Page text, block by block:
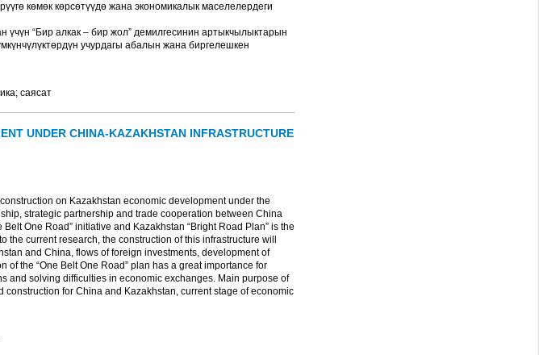
көмөк көрсөтүүдө жана экономикалык маселелердеги
үчүн “Бир алкак – бир жол” демилгесинин артыкчылыктарын
учурдагы абалын жана биргелешкен
саясат
UNDER CHINA-KAZAKHSTAN INFRASTRUCTURE
on Kazakhstan economic development under the
strategic partnership and trade cooperation between China
One Road” initiative and Kazakhstan “Bright Road Plan” is the
current research, the construction of this infrastructure will
and China, flows of foreign investments, development of
the “One Belt One Road” plan has a great importance for
and solving difficulties in economic exchanges. Main purpose of
for China and Kazakhstan, current stage of economic